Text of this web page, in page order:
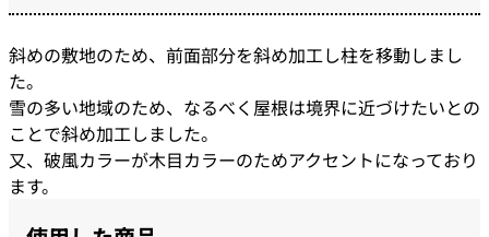
斜めの敷地のため、前面部分を斜め加工し柱を移動しまし
た。
雪の多い地域のため、なるべく屋根は境界に近づけたいとの
ことで斜め加工しました。
又、破風カラーが木目カラーのためアクセントになっており
ます。